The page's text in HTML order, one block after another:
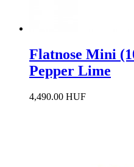
Flatnose Mini
Pepper Lime
4,490.00 HUF